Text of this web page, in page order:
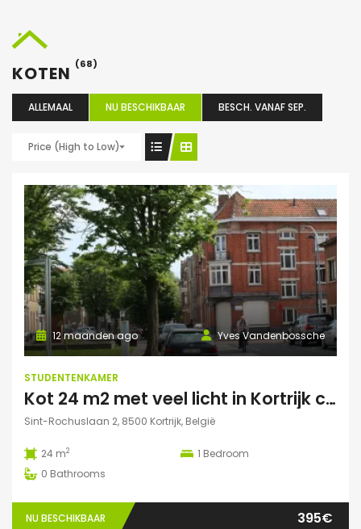
KOTEN (68)
ALLEMAAL NU BESCHIKBAAR BESCH. VANAF SEP.
Price (High to Low)
Yves Vandenbossche
12 maanden ago
STUDENTENKAMER
Kot 24 m2 met veel licht in Kortrijk centraal gelegen.
Sint-Rochuslaan 2, 8500 Kortrijk, België
24 m2 1 Bedroom
0 Bathrooms
NU BESCHIKBAAR 395€